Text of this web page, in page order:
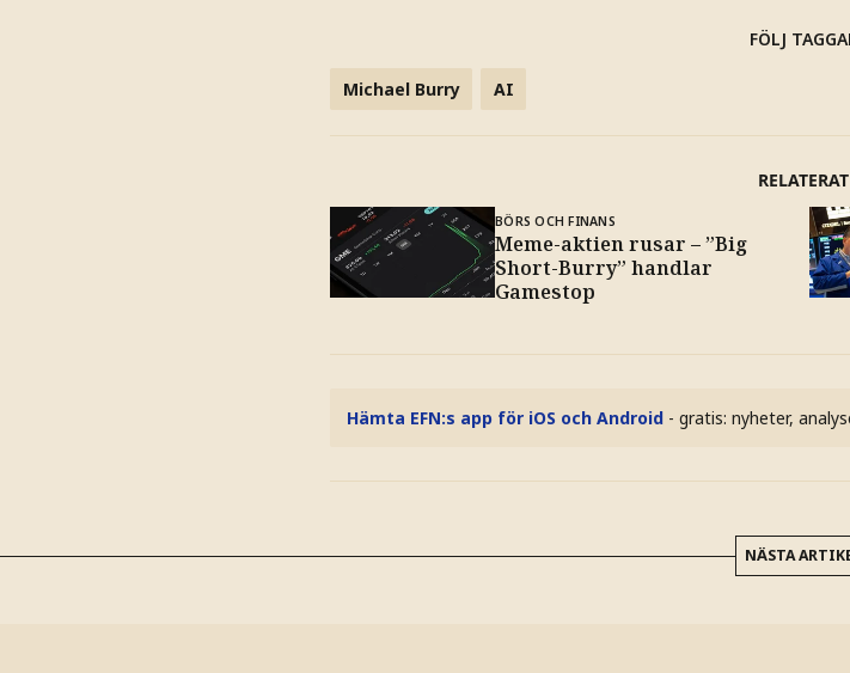
FÖLJ
Michael Burry AI
RELATERAT
BÖRS OCH FINANS
Meme-aktien rusar – ”Big
Short-Burry” handlar
Gamestop
Hämta EFN:s app för iOS och Android - gratis: nyheter,
NÄSTA